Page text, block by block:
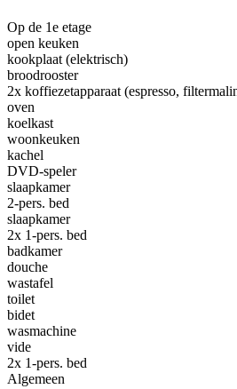
Op de 1e etage
open keuken
kookplaat (elektrisch)
broodrooster
2x koffiezetapparaat (espresso,
oven
koelkast
woonkeuken
kachel
DVD-speler
slaapkamer
2-pers. bed
slaapkamer
2x 1-pers. bed
badkamer
douche
wastafel
toilet
bidet
wasmachine
vide
2x 1-pers. bed
Algemeen